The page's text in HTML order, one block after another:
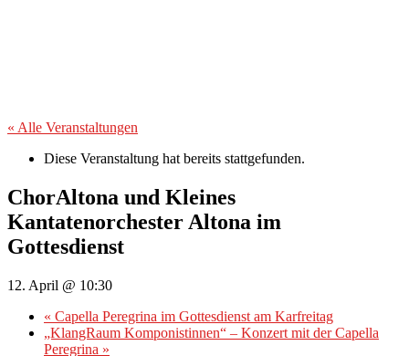
« Alle Veranstaltungen
Diese Veranstaltung hat bereits stattgefunden.
ChorAltona und Kleines
Kantatenorchester Altona im
Gottesdienst
12. April @ 10:30
« Capella Peregrina im Gottesdienst am Karfreitag
„KlangRaum Komponistinnen“ – Konzert mit der Capella
Peregrina »